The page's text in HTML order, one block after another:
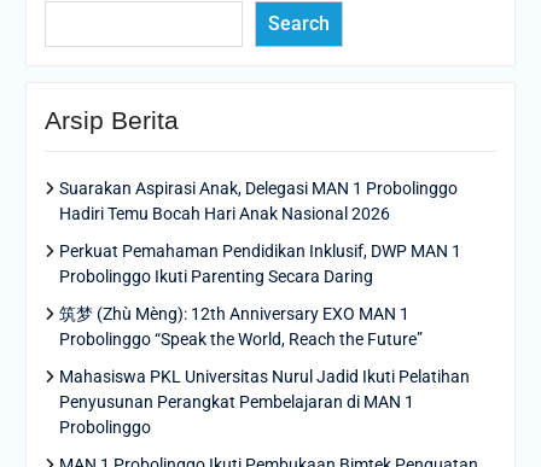
Search
Arsip Berita
Suarakan Aspirasi Anak, Delegasi MAN 1 Probolinggo
Hadiri Temu Bocah Hari Anak Nasional 2026
Perkuat Pemahaman Pendidikan Inklusif, DWP MAN 1
Probolinggo Ikuti Parenting Secara Daring
筑梦 (Zhù Mèng): 12th Anniversary EXO MAN 1
Probolinggo “Speak the World, Reach the Future”
Mahasiswa PKL Universitas Nurul Jadid Ikuti Pelatihan
Penyusunan Perangkat Pembelajaran di MAN 1
Probolinggo